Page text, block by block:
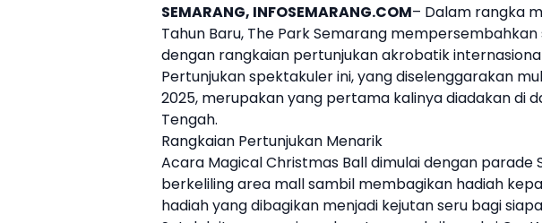
SEMARANG, INFOSEMARANG.COM– Dalam rangka
Tahun Baru, The ParkSemarang
dengan rangkaian pertunjukan akrobatik
Pertunjukan spektakuler ini, yang diselenggarakan
2025, merupakan yang pertama kalinya diadakan di
Tengah.
Rangkaian Pertunjukan Menarik
Acara Magical Christmas Ball dimulai dengan parade
berkeliling area mall sambil membagikan hadiah
hadiah yang dibagikan menjadi kejutan seru bagi